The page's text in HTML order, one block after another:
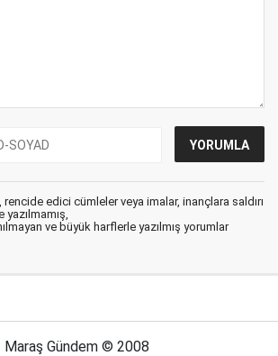
rencide edici cümleler veya imalar, inançlara saldırı
ve büyük harflerle yazılmış yorumlar
Maraş Gündem © 2008